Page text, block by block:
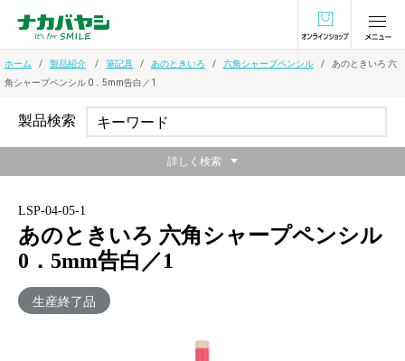
オンラインショ
ホーム 製品紹介 筆記具 あのときいろ 六角シャープペンシル
あのときいろ 六
角シャープペンシル 0．5mm告白／1
LSP-04-05-1
あのときいろ 六角シャープペンシル
0．5mm告白／1
生産終了品
製品検索
詳しく検索